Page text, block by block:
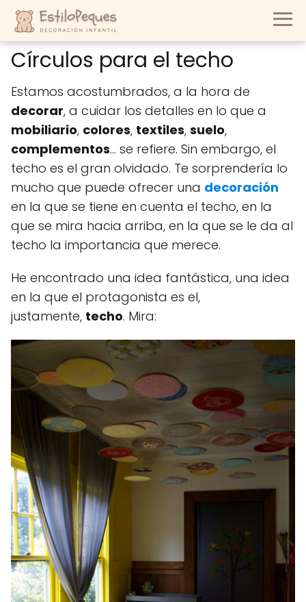
Círculos para el techo
Estamos acostumbrados, a la hora de
decorar, a cuidar los detalles en lo que a
mobiliario, colores, textiles, suelo,
complementos... se refiere. Sin embargo, el
techo es el gran olvidado. Te sorprendería lo
mucho que puede ofrecer una decoración
en la que se tiene en cuenta el techo, en la
que se mira hacia arriba, en la que se le da al
techo la importancia que merece.
He encontrado una idea fantástica, una idea
en la que el protagonista es el,
justamente, techo. Mira: